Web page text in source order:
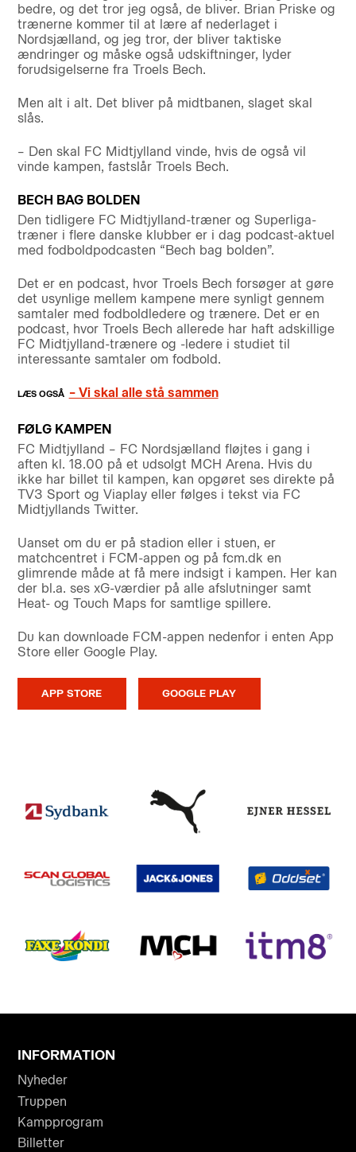
bedre, og det tror jeg også, de bliver. Brian Priske og
trænerne kommer til at lære af nederlaget i
Nordsjælland, og jeg tror, der bliver taktiske
ændringer og måske også udskiftninger, lyder
forudsigelserne fra Troels Bech.
Men alt i alt. Det bliver på midtbanen, slaget skal
slås.
– Den skal FC Midtjylland vinde, hvis de også vil
vinde kampen, fastslår Troels Bech.
BECH BAG BOLDEN
Den tidligere FC Midtjylland-træner og Superliga-
træner i flere danske klubber er i dag podcast-aktuel
med fodboldpodcasten “Bech bag bolden”.
Det er en podcast, hvor Troels Bech forsøger at gøre
det usynlige mellem kampene mere synligt gennem
samtaler med fodboldledere og trænere. Det er en
podcast, hvor Troels Bech allerede har haft adskillige
FC Midtjylland-trænere og -ledere i studiet til
interessante samtaler om fodbold.
– Vi skal alle stå sammen
FØLG KAMPEN
FC Midtjylland – FC Nordsjælland fløjtes i gang i
aften kl. 18.00 på et udsolgt MCH Arena. Hvis du
ikke har billet til kampen, kan opgøret ses direkte på
TV3 Sport og Viaplay eller følges i tekst via FC
Midtjyllands Twitter.
Uanset om du er på stadion eller i stuen, er
matchcentret i FCM-appen og på fcm.dk en
glimrende måde at få mere indsigt i kampen. Her kan
der bl.a. ses xG-værdier på alle afslutninger samt
Heat- og Touch Maps for samtlige spillere.
Du kan downloade FCM-appen nedenfor i enten App
Store eller Google Play.
APP STORE GOOGLE PLAY
INFORMATION
Nyheder
Truppen
Kampprogram
Billetter